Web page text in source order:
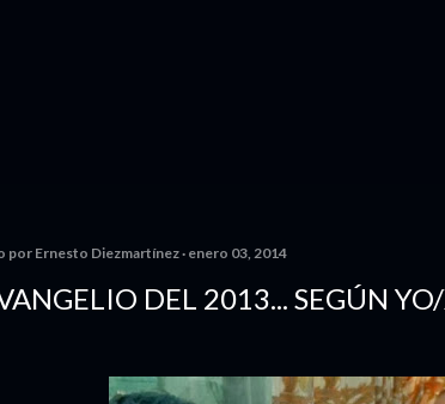
porErnesto Diezmartínez enero 03, 2014
DEL 2013... SEGÚN